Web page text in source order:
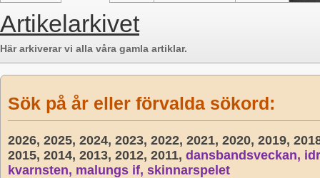
Artikelarkivet
Här arkiverar vi alla våra gamla artiklar.
Sök på år eller förvalda sökord:
2026, 2025, 2024, 2023, 2022, 2021, 2020, 2019,
2015, 2014, 2013, 2012, 2011, dansbandsveckan,
kvarnsten, malungs if, skinnarspelet